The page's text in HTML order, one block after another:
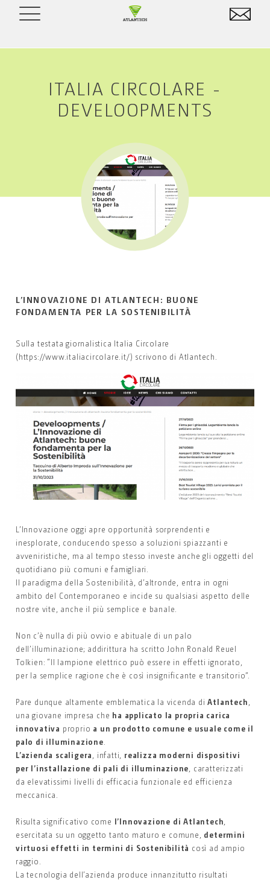
ITALIA CIRCOLARE -
DEVELOOPMENTS
L’INNOVAZIONE DI ATLANTECH: BUONE
FONDAMENTA PER LA SOSTENIBILITÀ
Sulla testata giornalistica Italia Circolare
(https://www.italiacircolare.it/) scrivono di Atlantech.
L’Innovazione oggi apre opportunità sorprendenti e
inesplorate, conducendo spesso a soluzioni spiazzanti e
avveniristiche, ma al tempo stesso investe anche gli oggetti del
quotidiano più comuni e famigliari.
Il paradigma della Sostenibilità, d’altronde, entra in ogni
ambito del Contemporaneo e incide su qualsiasi aspetto delle
nostre vite, anche il più semplice e banale.
Non c’è nulla di più ovvio e abituale di un palo
dell’illuminazione; addirittura ha scritto John Ronald Reuel
Tolkien: “Il lampione elettrico può essere in effetti ignorato,
per la semplice ragione che è così insignificante e transitorio”.
Pare dunque altamente emblematica la vicenda diAtlantech
una giovane impresa che ha applicato la propria carica
innovativa proprio a un prodotto comune e usuale come il
palo di illuminazione
L’azienda scaligera
, infatti, realizza moderni dispositivi
per l’installazione di pali di illuminazione , caratterizzati
da elevatissimi livelli di efficacia funzionale ed efficienza
meccanica.
Risulta significativo come l’Innovazione di Atlantech
esercitata su un oggetto tanto maturo e comune, determini
virtuosi effetti in termini di Sostenibilità così ad ampio
raggio.
La tecnologia dell’azienda produce innanzitutto risultati